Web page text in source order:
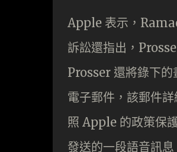
Apple 表示，
訴訟還指出，
Prosser 還將錄下
電子郵件，該郵件
照 Apple 的政策保
發送的一段語音訊